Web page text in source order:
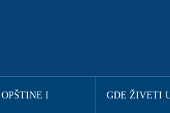
OPŠTINE I NASELJA GDE ŽIVETI U